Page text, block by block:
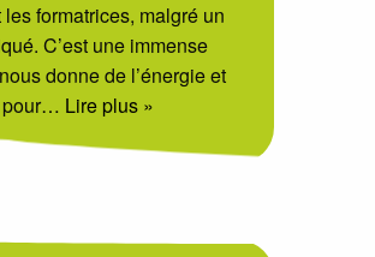
formatrices, malgré un
C’est une immense
donne de l’énergie et
… Lire plus »